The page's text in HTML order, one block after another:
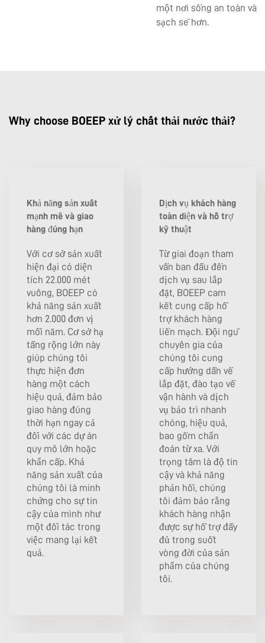
một nơi sống an toàn và
sạch sẽ hơn.
Why choose BOEEP xử lý chất thải nước thải?
Khả năng sản xuất
mạnh mẽ và giao
hàng đúng hạn
Với cơ sở sản xuất
hiện đại có diện
tích 22.000 mét
vuông, BOEEP có
khả năng sản xuất
hơn 2.000 đơn vị
mỗi năm. Cơ sở hạ
tầng rộng lớn này
giúp chúng tôi
thực hiện đơn
hàng một cách
hiệu quả, đảm bảo
giao hàng đúng
thời hạn ngay cả
đối với các dự án
quy mô lớn hoặc
khẩn cấp. Khả
năng sản xuất của
chúng tôi là minh
chứng cho sự tin
cậy của mình như
một đối tác trong
việc mang lại kết
quả.
Dịch vụ khách hàng
toàn diện và hỗ trợ
kỹ thuật
Từ giai đoạn tham
vấn ban đầu đến
dịch vụ sau lắp
đặt, BOEEP cam
kết cung cấp hỗ
trợ khách hàng
liền mạch. Đội ngũ
chuyên gia của
chúng tôi cung
cấp hướng dẫn về
lắp đặt, đào tạo về
vận hành và dịch
vụ bảo trì nhanh
chóng, hiệu quả,
bao gồm chẩn
đoán từ xa. Với
trọng tâm là độ tin
cậy và khả năng
phản hồi, chúng
tôi đảm bảo rằng
khách hàng nhận
được sự hỗ trợ đầy
đủ trong suốt
vòng đời của sản
phẩm của chúng
tôi.